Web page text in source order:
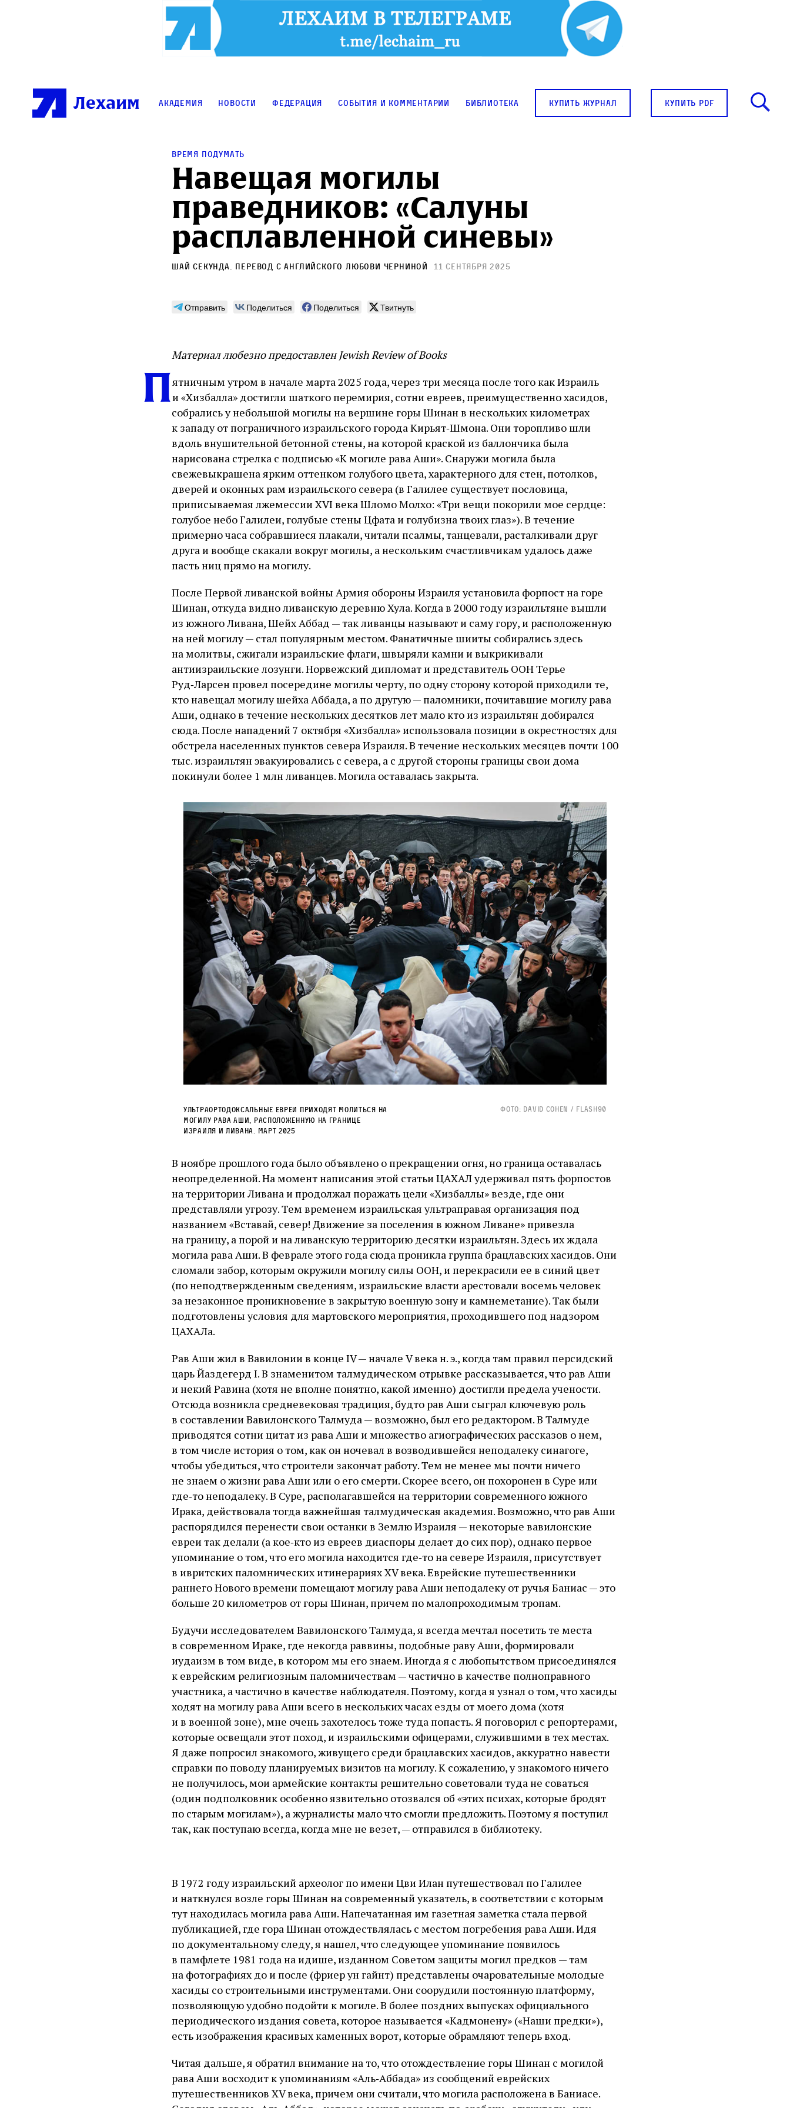
Лехаим Академия Новости Федерация События и комментарии Библиотека купить журнал купить pdf
Время подумать
Навещая могилы
праведников: «Салуны
расплавленной синевы»
Шай Секунда . Перевод с английского Любови Черниной 11 сентября 2025
Отправить Поделиться Поделиться Твитнуть
Материал любезно предоставлен Jewish Review of Books
Пятничным утром в начале марта 2025 года, через три месяца после того как Израиль
и «Хизбалла» достигли шаткого перемирия, сотни евреев, преимущественно хасидов,
собрались у небольшой могилы на вершине горы Шинан в нескольких километрах
к западу от пограничного израильского города Кирьят‑Шмона. Они торопливо шли
вдоль внушительной бетонной стены, на которой краской из баллончика была
нарисована стрелка с подписью «К могиле рава Аши». Снаружи могила была
свежевыкрашена ярким оттенком голубого цвета, характерного для стен, потолков,
дверей и оконных рам израильского севера (в Галилее существует пословица,
приписываемая лжемессии XVI века Шломо Молхо: «Три вещи покорили мое сердце:
голубое небо Галилеи, голубые стены Цфата и голубизна твоих глаз»). В течение
примерно часа собравшиеся плакали, читали псалмы, танцевали, расталкивали друг
друга и вообще скакали вокруг могилы, а нескольким счастливчикам удалось даже
пасть ниц прямо на могилу.
После Первой ливанской войны Армия обороны Израиля установила форпост на горе
Шинан, откуда видно ливанскую деревню Хула. Когда в 2000 году израильтяне вышли
из южного Ливана, Шейх Аббад — так ливанцы называют и саму гору, и расположенную
на ней могилу — стал популярным местом. Фанатичные шииты собирались здесь
на молитвы, сжигали израильские флаги, швыряли камни и выкрикивали
антиизраильские лозунги. Норвежский дипломат и представитель ООН Терье
Руд‑Ларсен провел посередине могилы черту, по одну сторону которой приходили те,
кто навещал могилу шейха Аббада, а по другую — паломники, почитавшие могилу рава
Аши, однако в течение нескольких десятков лет мало кто из израильтян добирался
сюда. После нападений 7 октября «Хизбалла» использовала позиции в окрестностях для
обстрела населенных пунктов севера Израиля. В течение нескольких месяцев почти 100
тыс. израильтян эвакуировались с севера, а с другой стороны границы свои дома
покинули более 1 млн ливанцев. Могила оставалась закрыта.
Ультраортодоксальные евреи приходят молиться на
могилу рава Аши, расположенную на границе
Израиля и Ливана. Март 2025
Фото: David Cohen / Flash90
В ноябре прошлого года было объявлено о прекращении огня, но граница оставалась
неопределенной. На момент написания этой статьи ЦАХАЛ удерживал пять форпостов
на территории Ливана и продолжал поражать цели «Хизбаллы» везде, где они
представляли угрозу. Тем временем израильская ультраправая организация под
названием «Вставай, север! Движение за поселения в южном Ливане» привезла
на границу, а порой и на ливанскую территорию десятки израильтян. Здесь их ждала
могила рава Аши. В феврале этого года сюда проникла группа брацлавских хасидов. Они
сломали забор, которым окружили могилу силы ООН, и перекрасили ее в синий цвет
(по неподтвержденным сведениям, израильские власти арестовали восемь человек
за незаконное проникновение в закрытую военную зону и камнеметание). Так были
подготовлены условия для мартовского мероприятия, проходившего под надзором
ЦАХАЛа.
Рав Аши жил в Вавилонии в конце IV — начале V века н. э., когда там правил персидский
царь Йаздегерд I. В знаменитом талмудическом отрывке рассказывается, что рав Аши
и некий Равина (хотя не вполне понятно, какой именно) достигли предела учености.
Отсюда возникла средневековая традиция, будто рав Аши сыграл ключевую роль
в составлении Вавилонского Талмуда — возможно, был его редактором. В Талмуде
приводятся сотни цитат из рава Аши и множество агиографических рассказов о нем,
в том числе история о том, как он ночевал в возводившейся неподалеку синагоге,
чтобы убедиться, что строители закончат работу. Тем не менее мы почти ничего
не знаем о жизни рава Аши или о его смерти. Скорее всего, он похоронен в Суре или
где‑то неподалеку. В Суре, располагавшейся на территории современного южного
Ирака, действовала тогда важнейшая талмудическая академия. Возможно, что рав Аши
распорядился перенести свои останки в Землю Израиля — некоторые вавилонские
евреи так делали (а кое‑кто из евреев диаспоры делает до сих пор), однако первое
упоминание о том, что его могила находится где‑то на севере Израиля, присутствует
в ивритских паломнических итинерариях XV века. Еврейские путешественники
раннего Нового времени помещают могилу рава Аши неподалеку от ручья Баниас — это
больше 20 километров от горы Шинан, причем по малопроходимым тропам.
Будучи исследователем Вавилонского Талмуда, я всегда мечтал посетить те места
в современном Ираке, где некогда раввины, подобные раву Аши, формировали
иудаизм в том виде, в котором мы его знаем. Иногда я с любопытством присоединялся
к еврейским религиозным паломничествам — частично в качестве полноправного
участника, а частично в качестве наблюдателя. Поэтому, когда я узнал о том, что хасиды
ходят на могилу рава Аши всего в нескольких часах езды от моего дома (хотя
и в военной зоне), мне очень захотелось тоже туда попасть. Я поговорил с репортерами,
которые освещали этот поход, и израильскими офицерами, служившими в тех местах.
Я даже попросил знакомого, живущего среди брацлавских хасидов, аккуратно навести
справки по поводу планируемых визитов на могилу. К сожалению, у знакомого ничего
не получилось, мои армейские контакты решительно советовали туда не соваться
(один подполковник особенно язвительно отозвался об «этих психах, которые бродят
по старым могилам»), а журналисты мало что смогли предложить. Поэтому я поступил
так, как поступаю всегда, когда мне не везет, — отправился в библиотеку.
В 1972 году израильский археолог по имени Цви Илан путешествовал по Галилее
и наткнулся возле горы Шинан на современный указатель, в соответствии с которым
тут находилась могила рава Аши. Напечатанная им газетная заметка стала первой
публикацией, где гора Шинан отождествлялась с местом погребения рава Аши. Идя
по документальному следу, я нашел, что следующее упоминание появилось
в памфлете 1981 года на идише, изданном Советом защиты могил предков — там
на фотографиях до и после (фриер ун гайнт) представлены очаровательные молодые
хасиды со строительными инструментами. Они соорудили постоянную платформу,
позволяющую удобно подойти к могиле. В более поздних выпусках официального
периодического издания совета, которое называется «Кадмонену» («Наши предки»),
есть изображения красивых каменных ворот, которые обрамляют теперь вход.
Читая дальше, я обратил внимание на то, что отождествление горы Шинан с могилой
рава Аши восходит к упоминаниям «Аль‑Аббада» из сообщений еврейских
путешественников XV века, причем они считали, что могила расположена в Баниасе.